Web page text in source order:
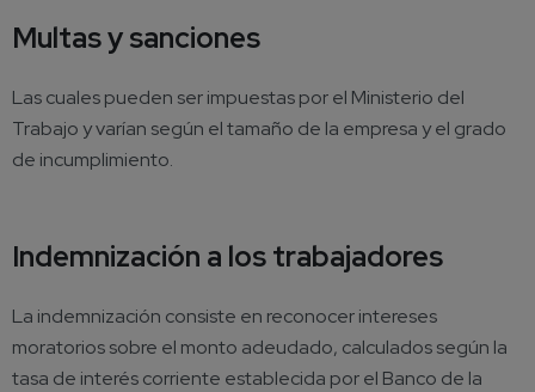
Multas y sanciones
Las cuales pueden ser impuestas por el Ministerio del
Trabajo y varían según el tamaño de la empresa y el grado
de incumplimiento.
Indemnización a los trabajadores
La indemnización consiste en reconocer intereses
moratorios sobre el monto adeudado, calculados según la
tasa de interés corriente establecida por el Banco de la